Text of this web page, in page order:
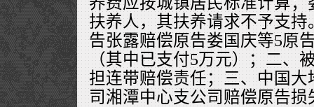
扶养人，其扶养请求不予支
告张露赔偿原告娄国庆等5原
（其中已支付5万元）；二、
担连带赔偿责任；三、中国
司湘潭中心支公司赔偿原告损